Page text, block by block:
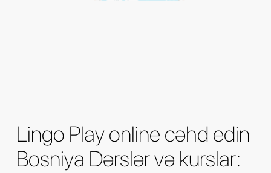
Lingo Play online cəhd edin
Bosniya Dərslər və kurslar: